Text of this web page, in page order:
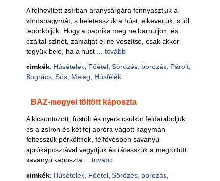
A felhevített zsírban aranysárgára fonnyasztjuk a
vöröshagymát, s beletesszük a húst, elkeverjük, s jól
lepörköljük. Hogy a paprika meg ne barnuljon, és
ezáltal színét, zamatját el ne veszítse, csak akkor
tegyük bele, ha a húst ... tovább
cimkék: Húsételek, Főétel, Sörözés, borozás, Párolt,
Bogrács, Sós, Meleg Húsfélék
BAZ-megyei töltött káposzta
A kicsontozott, füstölt és nyers csülköt feldaraboljuk
és a zsíron és két fej apróra vágott hagymán
feltesszük pörköltnek, félfövésben savanyú
aprókáposztával vegyítjük és rátesszük a megtöltött
savanyú káposzta ... tovább
cimkék: Húsételek, Főétel, Sörözés, borozás,